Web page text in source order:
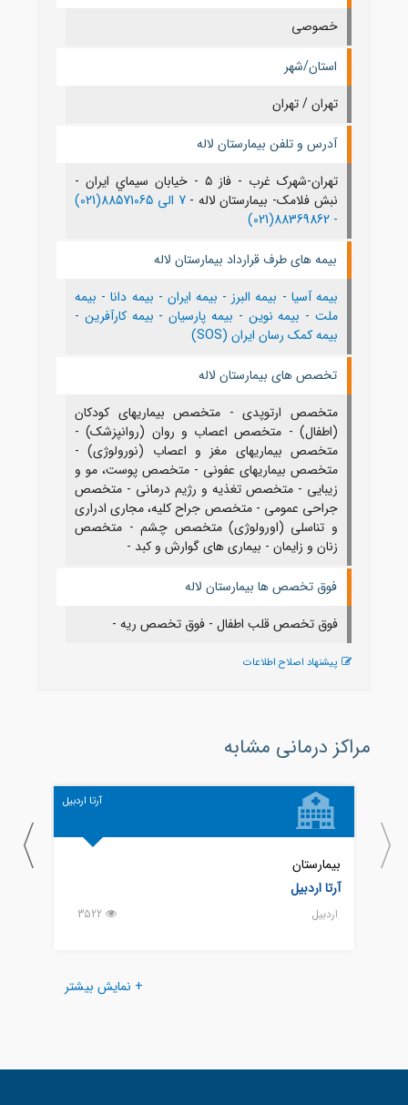
خصوصی
استان/شهر
تهران / تهران
آدرس و تلفن بیمارستان لاله
تهران-شهرک غرب - فاز ۵ - خيابان سيماي ايران -
نبش فلامک- بیمارستان لاله -
7 الی 88571065(021)
-
88369862(021)
بیمه های طرف قرارداد بیمارستان لاله
بیمه آسیا - بیمه البرز - بیمه ایران - بیمه دانا- بیمه
ملت - بیمه نوین - بیمه پارسیان- بیمه کارآفرین -
بیمه کمک رسان ایران (SOS)
تخصص های بیمارستان لاله
متخصص ارتوپدی - متخصص بیماریهای کودکان
(اطفال) - متخصص اعصاب و روان (روانپزشک) -
متخصص بیماریهای مغز و اعصاب (نورولوژی) -
متخصص بیماریهای عفونی - متخصص پوست، مو و
زیبایی - متخصص تغذیه و رژیم درمانی - متخصص
جراحی عمومی - متخصص جراح کلیه، مجاری ادراری
و تناسلی (اورولوژی) متخصص چشم - متخصص
زنان و زایمان - بیماری های گوارش و کبد -
فوق تخصص ها بیمارستان لاله
فوق تخصص قلب اطفال - فوق تخصص ریه -
پیشنهاد اصلاح اطلاعات
مراکز درمانی مشابه
آرتا اردبیل
بیمارستان
آرتا اردبیل
اردبيل 3522
+ نمایش بیشتر